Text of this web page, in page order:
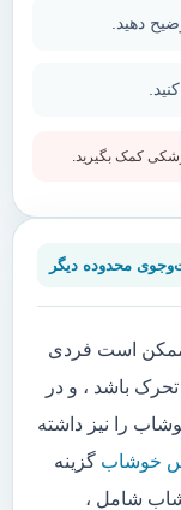
محدوده دیگر
است فردی
باشد ، و در
را نیز داشته
خوشاب گزینه
شامل ،
دهید.
کمک بگیرید.